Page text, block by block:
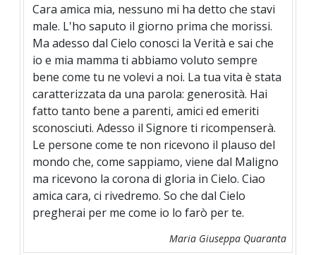
Cara amica mia, nessuno mi ha detto che stavi
male. L'ho saputo il giorno prima che morissi.
Ma adesso dal Cielo conosci la Verità e sai che
io e mia mamma ti abbiamo voluto sempre
bene come tu ne volevi a noi. La tua vita è stata
caratterizzata da una parola: generosità. Hai
fatto tanto bene a parenti, amici ed emeriti
sconosciuti. Adesso il Signore ti ricompenserà.
Le persone come te non ricevono il plauso del
mondo che, come sappiamo, viene dal Maligno
ma ricevono la corona di gloria in Cielo. Ciao
amica cara, ci rivedremo. So che dal Cielo
pregherai per me come io lo farò per te.
Maria Giuseppa Quaranta